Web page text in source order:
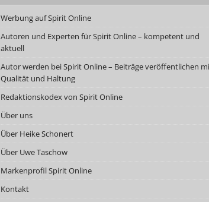
Werbung auf Spirit Online
Autoren und Experten für Spirit Online – kompetent und
aktuell
Autor werden bei Spirit Online – Beiträge veröffentlichen
Qualität und Haltung
Redaktionskodex von Spirit Online
Über uns
Über Heike Schonert
Über Uwe Taschow
Markenprofil Spirit Online
Kontakt